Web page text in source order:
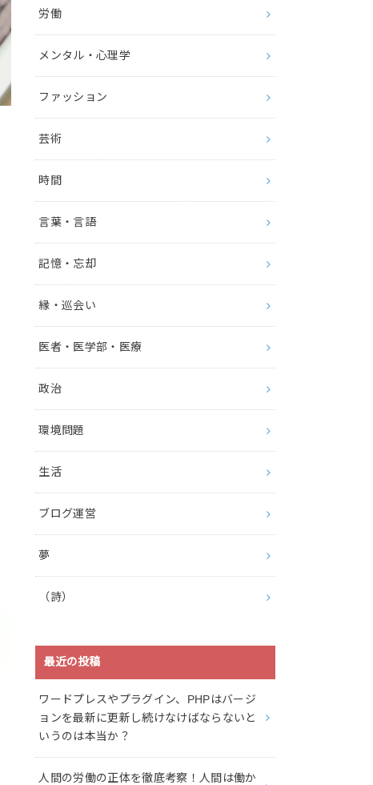
労働
メンタル・心理学
ファッション
芸術
時間
言葉・言語
記憶・忘却
縁・巡会い
医者・医学部・医療
政治
環境問題
生活
ブログ運営
夢
（詩）
最近の投稿
ワードプレスやプラグイン、PHPはバージ
ョンを最新に更新し続けなけばならないと
いうのは本当か？
人間の労働の正体を徹底考察！人間は働か